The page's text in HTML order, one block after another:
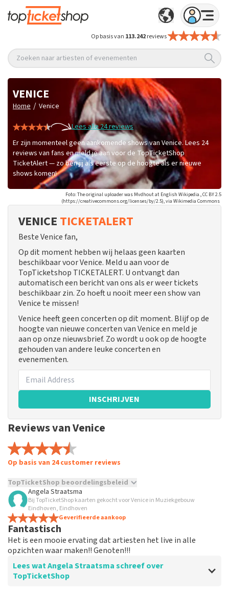
Op basis van 113.242reviews
Zoeken naar artiesten of evenementen
VENICE
Home / Venice
Lees alle 24 reviews
Er zijn momenteel geen aankomende shows van Venice. Lees 24
reviews van fans en meld je aan voor de TopTicketShop
TicketAlert — zo ben jij als eerste op de hoogte als er nieuwe
shows komen!
Foto: The original uploader was Mvdhout at English Wikipedia., CC BY 2.5
(https://creativecommons.org/licenses/by/2.5), via Wikimedia Commons
VENICE TICKETALERT
Beste Venice fan,
Op dit moment hebben wij helaas geen kaarten
beschikbaar voor Venice. Meld u aan voor de
TopTicketshop TICKETALERT. U ontvangt dan
automatisch een bericht van ons als er weer tickets
beschikbaar zin. Zo hoeft u nooit meer een show van
Venice te missen!
Venice heeft geen concerten op dit moment. Blijf op de
hoogte van nieuwe concerten van Venice en meld je
aan op onze nieuwsbrief. Zo wordt u ook op de hoogte
gehouden van andere leuke concerten en
evenementen.
INSCHRIJVEN
Reviews van Venice
Op basis van 24 customer reviews
TopTicketShop beoordelingsbeleid
TopTicketShop verzamelt reviews van echte klanten. Het is
niet mogelijk om een review achter te laten als je geen
tickets hebt aangeschaft bij TopTicketShop. Reviews met
grof taalgebruik en/of onwaarheden worden niet geplaatst.
Het kan enkele weken duren voordat een review wordt
geplaatst.
Angela Straatsma
Bij TopTicketShop kaarten gekocht voor Venice in Muziekgebouw
Eindhoven, Eindhoven
Geverifieerde aankoop
Fantastisch
Het is een mooie ervating dat artiesten het live in alle
opzichten waar maken!! Genoten!!!
Lees wat Angela Straatsma schreef over
TopTicketShop